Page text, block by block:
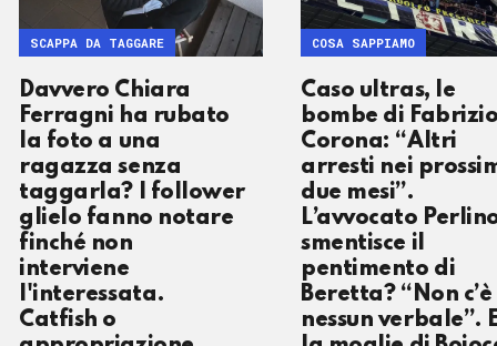
Davvero Chiara
Ferragni ha rubato
la foto a una
ragazza senza
taggarla? I follower
glielo fanno notare
finché non
interviene
l'interessata.
Catfish o
SCAPPA DA TAGGARE
Caso ultras, le
bombe di
Corona: “Altri
arresti nei
due mesi”.
L’avvocato
smentisce il
pentimento di
Beretta? “Non c’è
nessun verbale”.
COSA SAPPIAMO